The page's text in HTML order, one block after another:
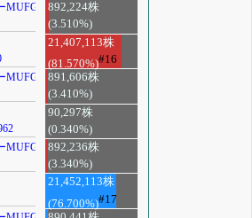
MUFG
892,224株
(3.510%)
21,407,113株
(81.570%)#16
MUFG
891,606株
(3.410%)
90,297株
(0.340%)
MUFG
892,236株
(3.340%)
21,452,113株
(76.700%)#17